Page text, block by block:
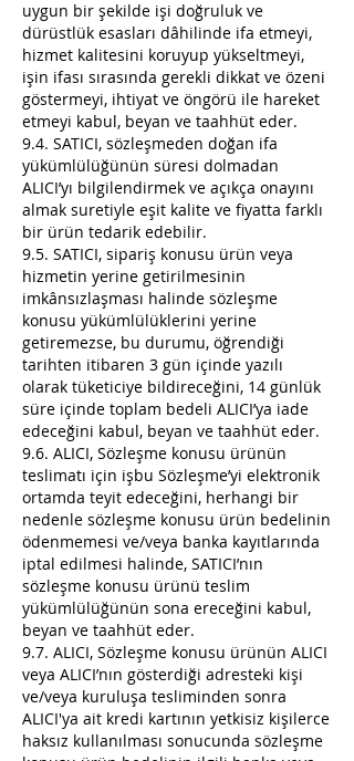
uygun bir şekilde işi doğruluk ve
dürüstlük esasları dâhilinde ifa etmeyi,
hizmet kalitesini koruyup yükseltmeyi,
işin ifası sırasında gerekli dikkat ve özeni
göstermeyi, ihtiyat ve öngörü ile hareket
etmeyi kabul, beyan ve taahhüt eder.
9.4. SATICI, sözleşmeden doğan ifa
yükümlülüğünün süresi dolmadan
ALICI’yı bilgilendirmek ve açıkça onayını
almak suretiyle eşit kalite ve fiyatta farklı
bir ürün tedarik edebilir.
9.5. SATICI, sipariş konusu ürün veya
hizmetin yerine getirilmesinin
imkânsızlaşması halinde sözleşme
konusu yükümlülüklerini yerine
getiremezse, bu durumu, öğrendiği
tarihten itibaren 3 gün içinde yazılı
olarak tüketiciye bildireceğini, 14 günlük
süre içinde toplam bedeli ALICI’ya iade
edeceğini kabul, beyan ve taahhüt eder.
9.6. ALICI, Sözleşme konusu ürünün
teslimatı için işbu Sözleşme’yi elektronik
ortamda teyit edeceğini, herhangi bir
nedenle sözleşme konusu ürün bedelinin
ödenmemesi ve/veya banka kayıtlarında
iptal edilmesi halinde, SATICI’nın
sözleşme konusu ürünü teslim
yükümlülüğünün sona ereceğini kabul,
beyan ve taahhüt eder.
9.7. ALICI, Sözleşme konusu ürünün ALICI
veya ALICI’nın gösterdiği adresteki kişi
ve/veya kuruluşa tesliminden sonra
ALICI'ya ait kredi kartının yetkisiz kişilerce
haksız kullanılması sonucunda sözleşme